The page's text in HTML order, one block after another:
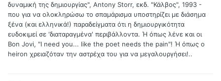
δυναμική της δημιουργίας", Antony Storr, εκδ. "Κάλβος", 1993 -
που για να ολοκληρώσω το σπαμάρισμα υποστηρίζει με διάσημα
ξένα (και ελληνικά!) παραδείγματα ότι η δημιουργικότητα
ευδοκιμεί σε 'διαταραγμένα' περιβάλλοντα. Ή όπως λένε και οι
Bon Jovi, "I need you... like the poet needs the pain"! Ή όπως ο
heiron χρειαζόταν την αστρέχα του για να μεγαλουργήσει!..